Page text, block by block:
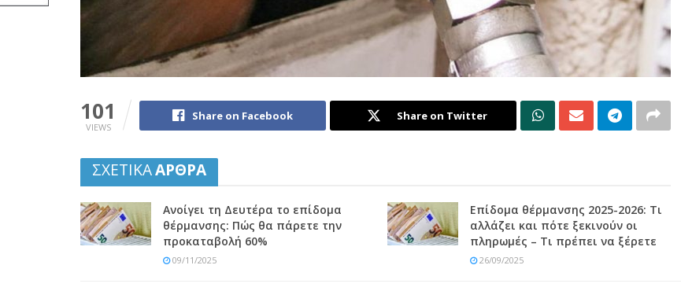
101
VIEWS
Share on Facebook Share on Twitter
ΣΧΕΤΙΚΑΑΡΘΡΑ
Ανοίγει τη Δευτέρα το επίδομα
θέρμανσης: Πώς θα πάρετε την
προκαταβολή 60%
09/11/2025
Επίδομα θέρμανσης 2025-2026: Τι
αλλάζει και πότε ξεκινούν οι
πληρωμές – Τι πρέπει να ξέρετε
26/09/2025